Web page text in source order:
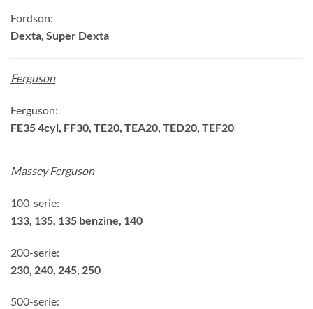
Fordson:
Dexta, Super Dexta
Ferguson
Ferguson:
FE35 4cyl, FF30, TE20, TEA20, TED20, TEF20
Massey Ferguson
100-serie:
133, 135, 135 benzine, 140
200-serie:
230, 240, 245, 250
500-serie: